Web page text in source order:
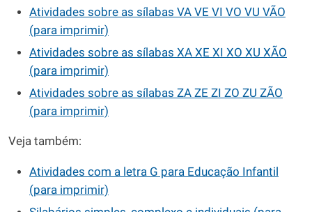
Atividades sobre as sílabas VA VE VI VO VU VÃO
(para imprimir)
Atividades sobre as sílabas XA XE XI XO XU XÃO
(para imprimir)
Atividades sobre as sílabas ZA ZE ZI ZO ZU ZÃO
(para imprimir)
Veja também:
Atividades com a letra G para Educação Infantil
(para imprimir)